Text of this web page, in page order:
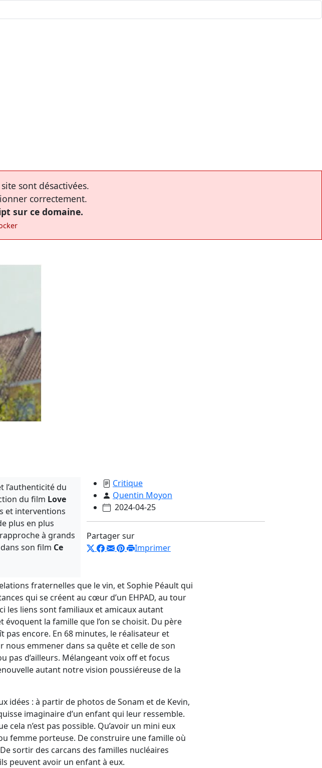
sont désactivées.
correctement.
sur ce domaine.
l’authenticité du
du film Love
et interventions
plus en plus
à grands
son film Ce
Critique
Quentin Moyon
2024-04-25
Partager sur
Imprimer
fraternelles que le vin, et Sophie Péault qui
qui se créent au cœur d’un EHPAD, au tour
les liens sont familiaux et amicaux autant
la famille que l’on se choisit. Du père
pas encore. En 68 minutes, le réalisateur et
emmener dans sa quête et celle de son
pas d’ailleurs. Mélangeant voix off et focus
autant notre vision poussiéreuse de la
idées : à partir de photos de Sonam et de Kevin,
imaginaire d’un enfant qui leur ressemble.
cela n’est pas possible. Qu’avoir un mini eux
femme porteuse. De construire une famille où
sortir des carcans des familles nucléaires
peuvent avoir un enfant à eux.